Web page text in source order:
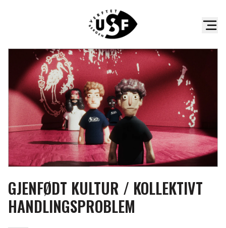
GJENFØDT KULTUR / KOLLEKTIVT
HANDLINGSPROBLEM